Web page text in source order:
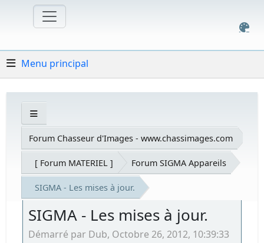
Menu principal
Forum Chasseur d'Images - www.chassimages.com
[ Forum MATERIEL ] Forum SIGMA Appareils
SIGMA - Les mises à jour.
SIGMA - Les mises à jour.
Démarré par Dub, Octobre 26, 2012, 10:39:33